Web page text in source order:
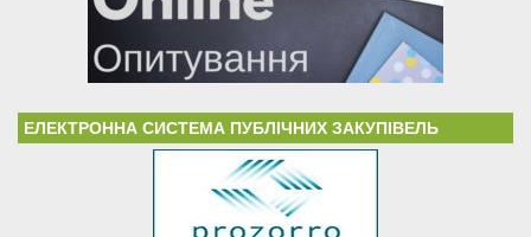
ЕЛЕКТРОННА СИСТЕМА ПУБЛІЧНИХ ЗАКУПІВЕЛЬ